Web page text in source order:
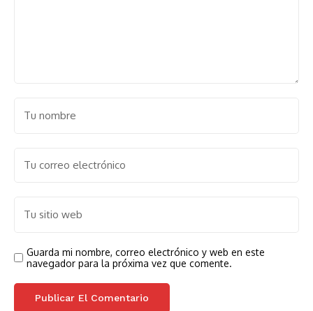
Guarda mi nombre, correo electrónico y web en este
navegador para la próxima vez que comente.